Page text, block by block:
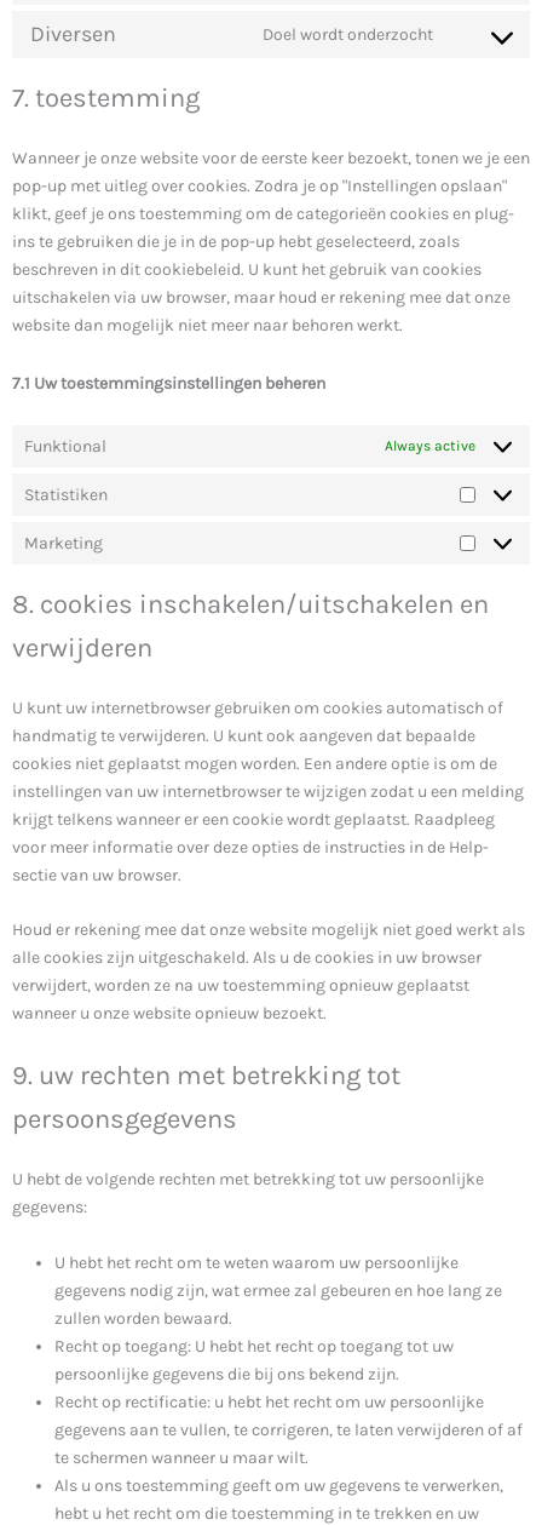
Diversen Doel wordt onderzocht
7. toestemming
Wanneer je onze website voor de eerste keer bezoekt, tonen we je een
pop-up met uitleg over cookies. Zodra je op "Instellingen opslaan"
klikt, geef je ons toestemming om de categorieën cookies en plug-
ins te gebruiken die je in de pop-up hebt geselecteerd, zoals
beschreven in dit cookiebeleid. U kunt het gebruik van cookies
uitschakelen via uw browser, maar houd er rekening mee dat onze
website dan mogelijk niet meer naar behoren werkt.
7.1 Uw toestemmingsinstellingen beheren
Funktional Always active
Statistiken
Marketing
8. cookies inschakelen/uitschakelen en
verwijderen
U kunt uw internetbrowser gebruiken om cookies automatisch of
handmatig te verwijderen. U kunt ook aangeven dat bepaalde
cookies niet geplaatst mogen worden. Een andere optie is om de
instellingen van uw internetbrowser te wijzigen zodat u een melding
krijgt telkens wanneer er een cookie wordt geplaatst. Raadpleeg
voor meer informatie over deze opties de instructies in de Help-
sectie van uw browser.
Houd er rekening mee dat onze website mogelijk niet goed werkt als
alle cookies zijn uitgeschakeld. Als u de cookies in uw browser
verwijdert, worden ze na uw toestemming opnieuw geplaatst
wanneer u onze website opnieuw bezoekt.
9. uw rechten met betrekking tot
persoonsgegevens
U hebt de volgende rechten met betrekking tot uw persoonlijke
gegevens:
U hebt het recht om te weten waarom uw persoonlijke
gegevens nodig zijn, wat ermee zal gebeuren en hoe lang ze
zullen worden bewaard.
Recht op toegang: U hebt het recht op toegang tot uw
persoonlijke gegevens die bij ons bekend zijn.
Recht op rectificatie: u hebt het recht om uw persoonlijke
gegevens aan te vullen, te corrigeren, te laten verwijderen of af
te schermen wanneer u maar wilt.
Als u ons toestemming geeft om uw gegevens te verwerken,
hebt u het recht om die toestemming in te trekken en uw